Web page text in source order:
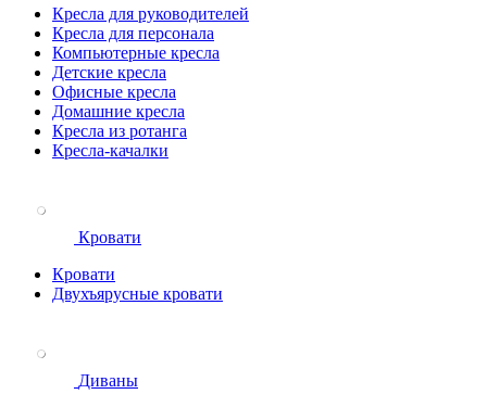
Кресла для руководителей
Кресла для персонала
Компьютерные кресла
Детские кресла
Офисные кресла
Домашние кресла
Кресла из ротанга
Кресла-качалки
Кровати
Кровати
Двухъярусные кровати
Диваны